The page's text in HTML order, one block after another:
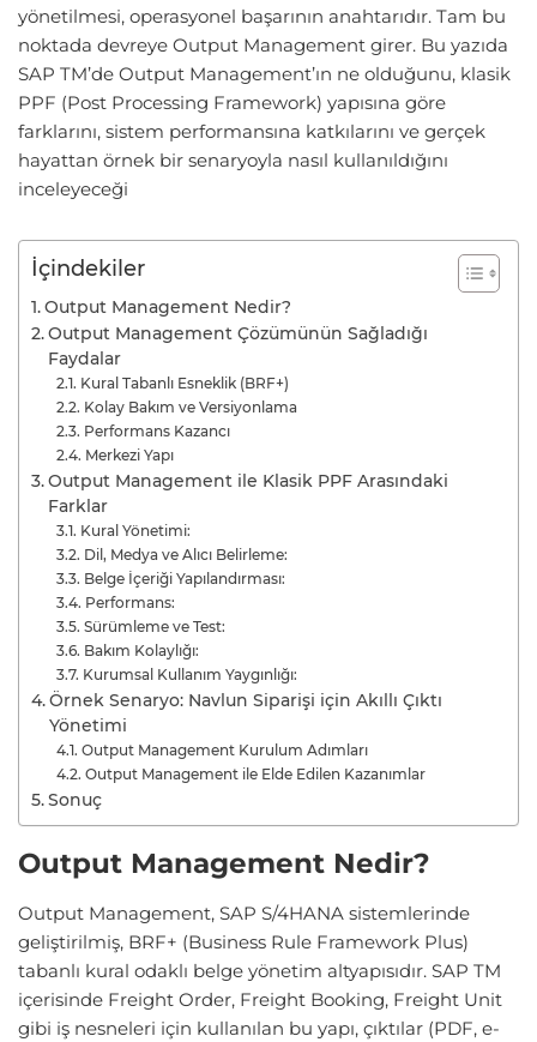
yönetilmesi, operasyonel başarının anahtarıdır. Tam bu
noktada devreye Output Management girer. Bu yazıda
SAP TM’de Output Management’ın ne olduğunu, klasik
PPF (Post Processing Framework) yapısına göre
farklarını, sistem performansına katkılarını ve gerçek
hayattan örnek bir senaryoyla nasıl kullanıldığını
inceleyeceği
İçindekiler
Output Management Nedir?
Output Management Çözümünün Sağladığı
Faydalar
Kural Tabanlı Esneklik (BRF+)
Kolay Bakım ve Versiyonlama
Performans Kazancı
Merkezi Yapı
Output Management ile Klasik PPF Arasındaki
Farklar
Kural Yönetimi:
Dil, Medya ve Alıcı Belirleme:
Belge İçeriği Yapılandırması:
Performans:
Sürümleme ve Test:
Bakım Kolaylığı:
Kurumsal Kullanım Yaygınlığı:
Örnek Senaryo: Navlun Siparişi için Akıllı Çıktı
Yönetimi
Output Management Kurulum Adımları
Output Management ile Elde Edilen Kazanımlar
Sonuç
Output Management Nedir?
Output Management, SAP S/4HANA sistemlerinde
geliştirilmiş, BRF+ (Business Rule Framework Plus)
tabanlı kural odaklı belge yönetim altyapısıdır. SAP TM
içerisinde Freight Order, Freight Booking, Freight Unit
gibi iş nesneleri için kullanılan bu yapı, çıktılar (PDF, e-